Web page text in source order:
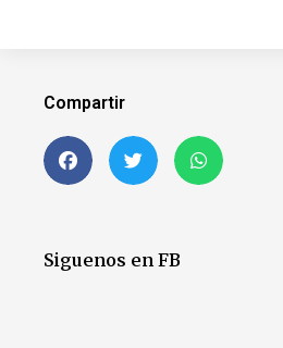
Compartir
Siguenos en FB